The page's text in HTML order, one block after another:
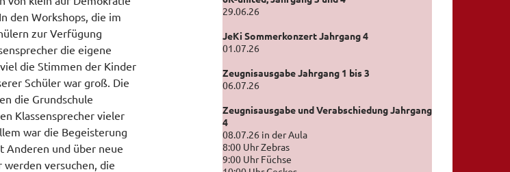
den Workshops, die im
zur Verfügung
die eigene
die Stimmen der Kinder
Schüler war groß. Die
die Grundschule
Klassensprecher vieler
war die Begeisterung
Anderen und über neue
versuchen, die
29.06.26
JeKi Sommerkonzert Jahrgang 4
01.07.26
Zeugnisausgabe Jahrgang 1 bis 3
06.07.26
Zeugnisausgabe und Verabschiedung Jahrgang
4
08.07.26 in der Aula
8:00 Uhr Zebras
9:00 Uhr Füchse